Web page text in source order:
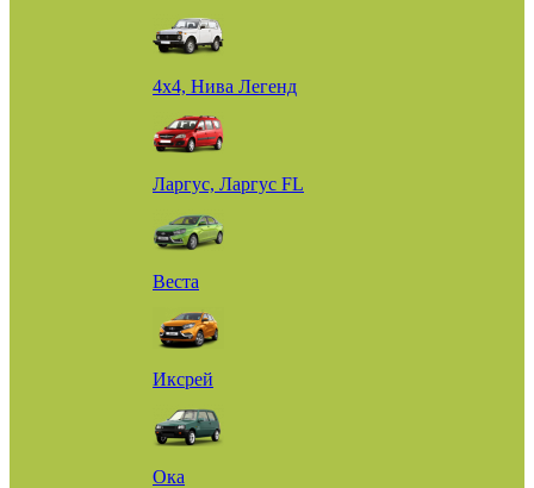
4х4, Нива Легенд
Ларгус, Ларгус FL
Веста
Иксрей
Ока